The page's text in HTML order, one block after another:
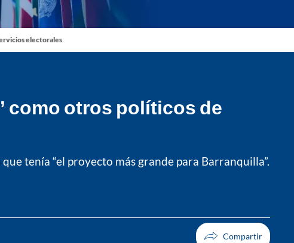
electorales
como otros políticos de
tenía “el proyecto más grande para Barranquilla”.